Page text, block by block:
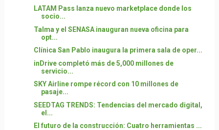
LATAM Pass lanza nuevo marketplace donde los
socio...
Talma y el SENASA inauguran nueva oficina para
opt...
Clínica San Pablo inaugura la primera sala de oper...
inDrive completó más de 5,000 millones de
servicio...
SKY Airline rompe récord con 10 millones de
pasaje...
SEEDTAG TRENDS: Tendencias del mercado digital,
el...
El futuro de la construcción: Cuatro herramientas ...